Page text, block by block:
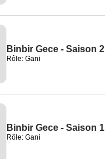
Binbir Gece - Saison 2
Rôle: Gani
Binbir Gece - Saison 1
Rôle: Gani